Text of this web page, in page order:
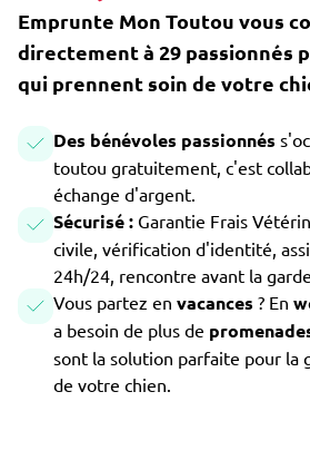
Emprunte Mon Toutou vous
directement à 29 passionnés
qui prennent soin de votre
Des bénévoles passionnés
toutou gratuitement, c'est
échange d'argent.
Sécurisé : Garantie Frais
civile, vérification d'identité,
24h/24, rencontre avant la
Vous partez en vacances ? En
a besoin de plus de
sont la solution parfaite pour la
de votre chien.